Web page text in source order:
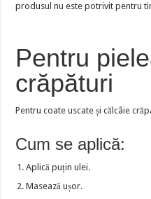
produsul nu este potrivit pentru
Pentru
crăpături
Pentru coate uscate și călcâie
Cum se aplică:
Aplică puțin ulei.
Masează ușor.